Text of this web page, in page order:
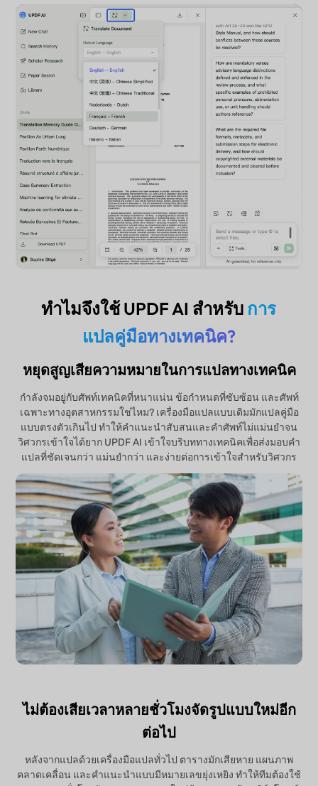
ทำไมจึงใช้ UPDF AI สำหรับ การ
แปลคู่มือทางเทคนิค?
หยุดสูญเสียความหมายในการแปลทางเทคนิค
กำลังจมอยู่กับศัพท์เทคนิคที่หนาแน่น ข้อกำหนดที่ซับซ้อน และศัพท์
เฉพาะทางอุตสาหกรรมใช่ไหม? เครื่องมือแปลแบบเดิมมักแปลคู่มือ
แบบตรงตัวเกินไป ทำให้คำแนะนำสับสนและคำศัพท์ไม่แม่นยำจน
วิศวกรเข้าใจได้ยาก UPDF AI เข้าใจบริบททางเทคนิคเพื่อส่งมอบคำ
แปลที่ชัดเจนกว่า แม่นยำกว่า และง่ายต่อการเข้าใจสำหรับวิศวกร
ไม่ต้องเสียเวลาหลายชั่วโมงจัดรูปแบบใหม่อีก
ต่อไป
หลังจากแปลด้วยเครื่องมือแปลทั่วไป ตารางมักเสียหาย แผนภาพ
คลาดเคลื่อน และคำแนะนำแบบมีหมายเลขยุ่งเหยิง ทำให้ทีมต้องใช้